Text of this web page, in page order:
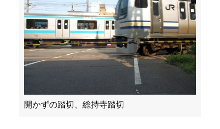
開かずの踏切、総持寺踏切